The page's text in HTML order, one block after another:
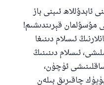
ئابدۇللاھ ئىبنى باز
مۇسۇلمان قېرىندىشىم!
ئىسلام دىنىغا
ئىسلام دىنىنىڭ
ئۈچۈن،
چاقىرىق بىلەن